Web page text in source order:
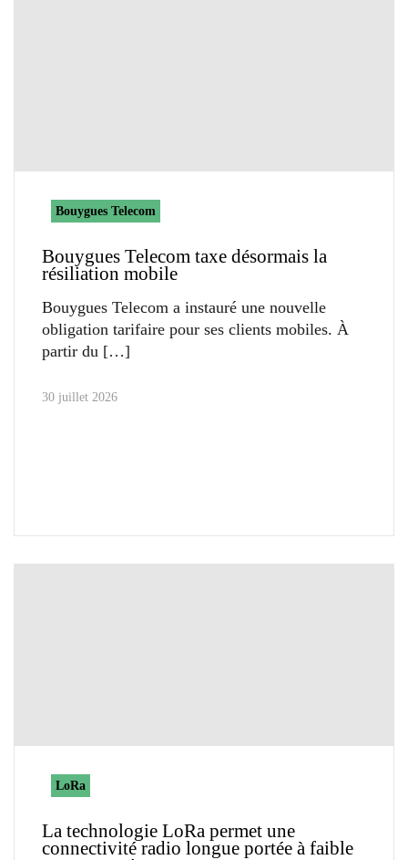
Bouygues Telecom
Bouygues Telecom taxe désormais la
résiliation mobile
Bouygues Telecom a instauré une nouvelle
obligation tarifaire pour ses clients mobiles. À
partir du
30 juillet 2026
LoRa
La technologie LoRa permet une
connectivité radio longue portée à faible